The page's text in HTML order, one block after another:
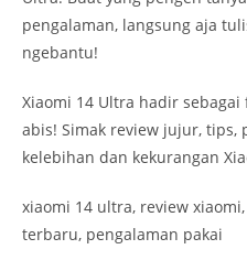
pengalaman, langsung aja
ngebantu!
Xiaomi 14 Ultra hadir
abis! Simak review jujur,
kelebihan dan kekurangan
xiaomi 14 ultra, review
terbaru, pengalaman pakai